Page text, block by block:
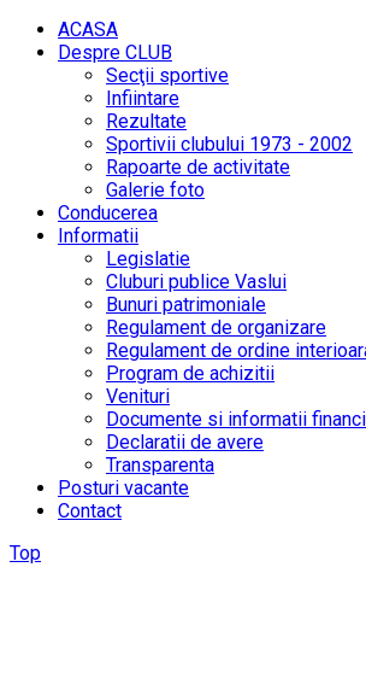
ACASA
Despre CLUB
Secţii sportive
Infiintare
Rezultate
Sportivii clubului 1973 - 2002
Rapoarte de activitate
Galerie foto
Conducerea
Informatii
Legislatie
Cluburi publice Vaslui
Bunuri patrimoniale
Regulament de organizare
Regulament de ordine
Program de achizitii
Venituri
Documente si informatii
Declaratii de avere
Transparenta
Posturi vacante
Contact
Top